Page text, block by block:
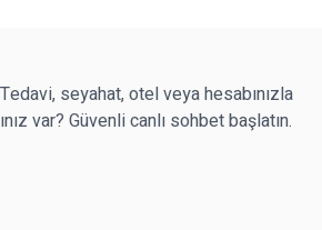
Tedavi, seyahat, otel veya hesabınızla
var? Güvenli canlı sohbet başlatın.